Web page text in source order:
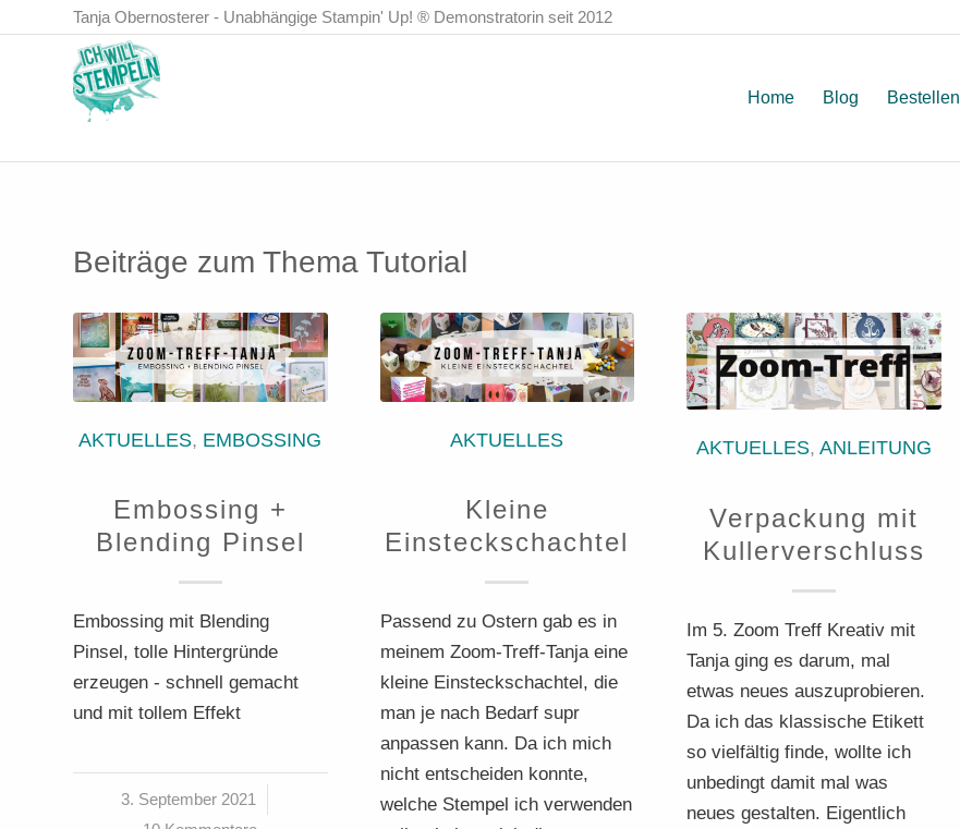
Tanja Obernosterer - Unabhängige Stampin' Up! ® Demonstratorin seit 2012
Home Blog Bestellen
Beiträge zum Thema Tutorial
AKTUELLES, EMBOSSING
Embossing +
Blending Pinsel
Embossing mit Blending
Pinsel, tolle Hintergründe
erzeugen - schnell gemacht
und mit tollem Effekt
3. September 2021
/
AKTUELLES
Kleine
Einsteckschachtel
Passend zu Ostern gab es in
meinem Zoom-Treff-Tanja eine
kleine Einsteckschachtel, die
man je nach Bedarf supr
anpassen kann. Da ich mich
nicht entscheiden konnte,
welche Stempel ich verwenden
AKTUELLES,ANLEITUNG
Verpackung mit
Kullerverschluss
Im 5. Zoom Treff Kreativ mit
Tanja ging es darum, mal
etwas neues auszuprobieren.
Da ich das klassische Etikett
so vielfältig finde, wollte ich
unbedingt damit mal was
neues gestalten. Eigentlich